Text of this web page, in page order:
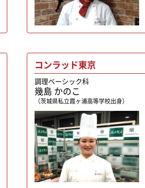
コンラッド東京
調理ベーシック科
幾島 かのこ
（茨城県私立霞ヶ浦高等学校出身）